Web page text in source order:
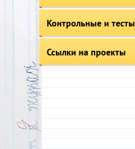
Контрольные и тесты
Ссылки на проекты